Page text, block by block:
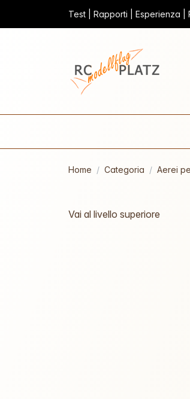
Test | Rapporti | Esperienza |
Home Categoria Aerei
Vai al livello superiore